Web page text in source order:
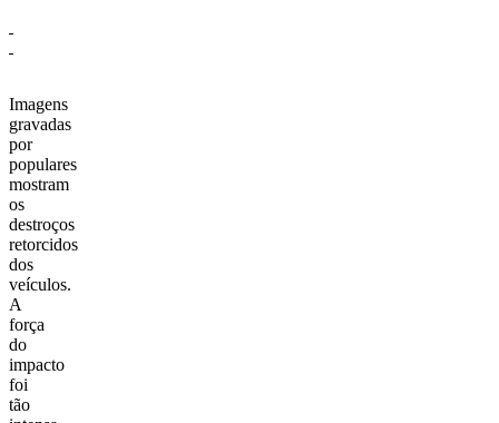
Imagens
gravadas
por
populares
mostram
os
destroços
retorcidos
dos
veículos.
A
força
do
impacto
foi
tão